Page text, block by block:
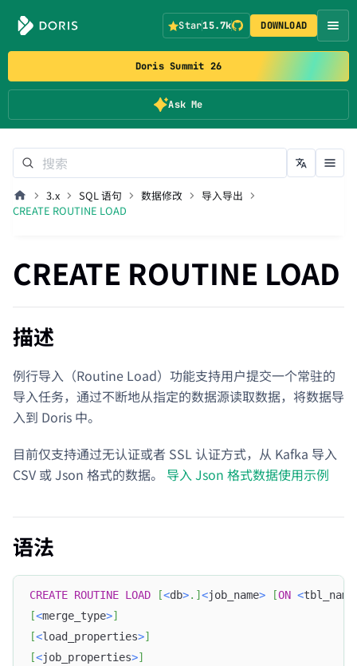
Doris Summit 26
Ask Me
Star15.7k DOWNLOAD
3.x SQL 语句 数据修改
导入导出
CREATE ROUTINE LOAD
CREATE ROUTINE LOAD
描述
例行导入（Routine Load）功能支持用户提交一个常驻的
导入任务，通过不断地从指定的数据源读取数据，将数据导
入到 Doris 中。
目前仅支持通过无认证或者 SSL 认证方式，从 Kafka 导入
CSV 或 Json 格式的数据。 导入 Json 格式数据使用示例
语法
CREATE ROUTINE LOAD [<db>. ] <job_name> [ON <tbl_name
[<merge_type>]
[<load_properties>]
[<job_properties>]